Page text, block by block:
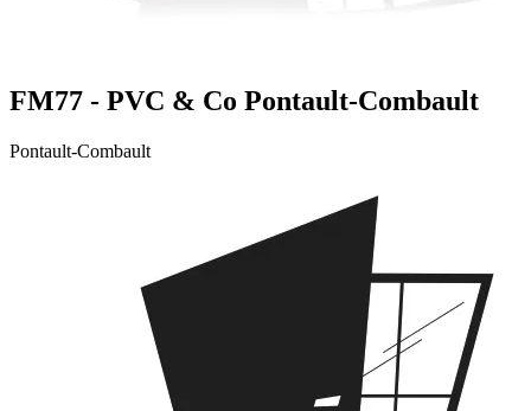
FM77 - PVC & Co Pontault-Combault
Pontault-Combault